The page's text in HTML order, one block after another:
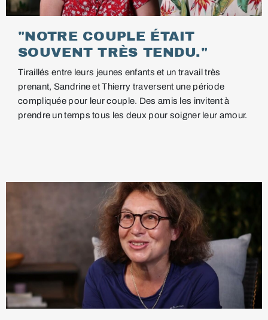
"NOTRE COUPLE ÉTAIT
SOUVENT TRÈS TENDU."
Tiraillés entre leurs jeunes enfants et un travail très
prenant, Sandrine et Thierry traversent une période
compliquée pour leur couple. Des amis les invitent à
prendre un temps tous les deux pour soigner leur amour.